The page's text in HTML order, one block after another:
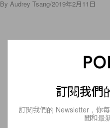
By Audrey Tsang/2019年2月11日
訂閱我們
訂閱我們的 Newsletter，你
聞和最